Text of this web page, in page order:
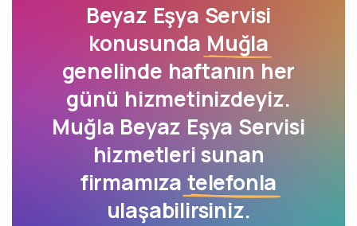
Beyaz Eşya Servisi
konusunda Muğla
genelinde haftanın her
günü hizmetinizdeyiz.
Muğla Beyaz Eşya Servisi
hizmetleri sunan
firmamıza telefonla
ulaşabilirsiniz.